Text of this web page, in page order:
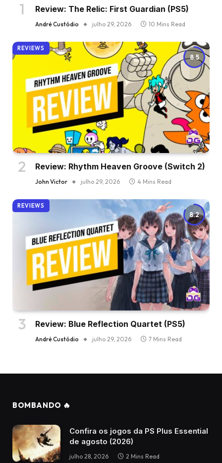
Review: The Relic: First Guardian (PS5)
André Custódio julho 29, 2026 10 Mins Read
8.5
REVIEWS
Review: Rhythm Heaven Groove (Switch 2)
John Victor julho 29, 2026 4 Mins Read
8.2
REVIEWS
Review: Blue Reflection Quartet (PS5)
André Custódio julho 29, 2026 7 Mins Read
BOMBANDO 🔥
Confira os jogos da PS Plus Essential
de agosto (2026)
julho 28, 2026 2 Mins Read